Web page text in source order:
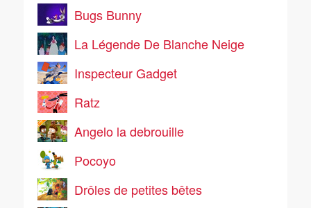
Bugs Bunny
La Légende De Blanche Neige
Inspecteur Gadget
Ratz
Angelo la debrouille
Pocoyo
Drôles de petites bêtes